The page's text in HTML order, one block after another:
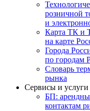
розничной
и
Карта ТК и
на карте
Города
по городам
Словарь
рынка
Сервисы и услуги
БП:
контактам